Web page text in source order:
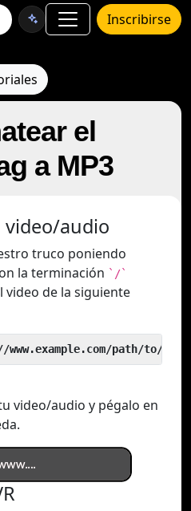
Inscribirse
el
a MP3
video/audio
truco poniendo
la terminación `/`
video de la siguiente
path/to/
video/audio y pégalo en